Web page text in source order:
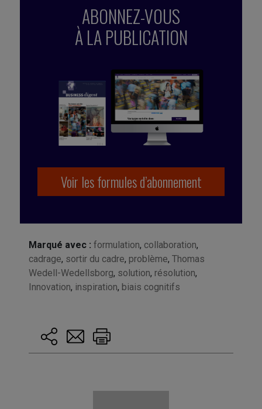
ABONNEZ-VOUS
À LA PUBLICATION
Voir les formules d’abonnement
Marqué avec : formulation, collaboration,
cadrage, sortir du cadre, problème, Thomas
Wedell-Wedellsborg, solution, résolution,
Innovation, inspiration, biais cognitifs